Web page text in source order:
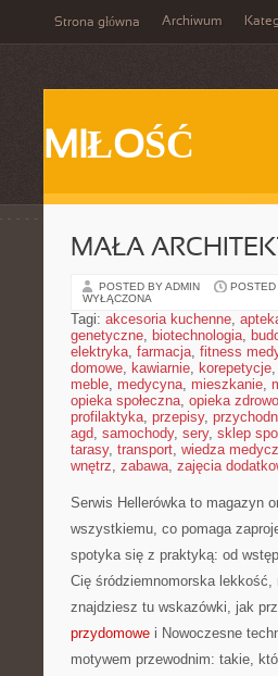
Strona główna Archiwum
MIŁOŚĆ
MAŁA
POSTED BY ADMIN
WYŁĄCZONA
Tagi: akcesoria kuchenne,
genetyczne, biotechnologia,
elektryka, farmacja, fitness
domowe, kawiarnie, korepetycje,
meble, medycyna, mieszkanie,
opieka społeczna, opieka
profilaktyka, przepisy,
agd, samochody, sery, sklep
tarasy, transport, wiedza
wnętrz, zabawa, zajęcia
Serwis Hellerówka to magazyn
wszystkiemu, co pomaga
spotyka się z praktyką: od
Cię śródziemnomorska
znajdziesz tu wskazówki, jak
przydomowe i Nowoczesne
motywem przewodnim: takie,